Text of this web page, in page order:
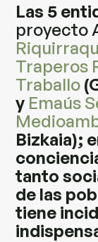
Las 5
proyecto
Traperos
Traballo
y Emaús
Bizkaia);
tanto
de las
tiene